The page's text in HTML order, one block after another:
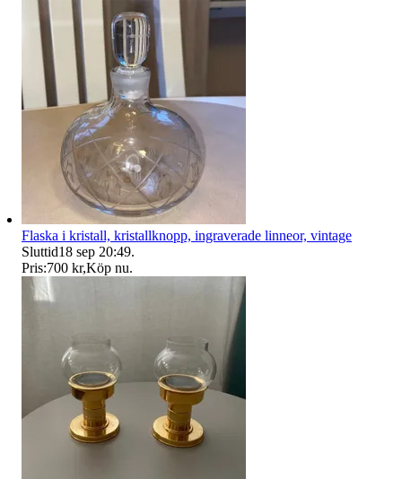
Flaska i kristall, kristallknopp, ingraverade linneor, vintage
Sluttid18 sep 20:49.
Pris:700 kr,Köp nu.